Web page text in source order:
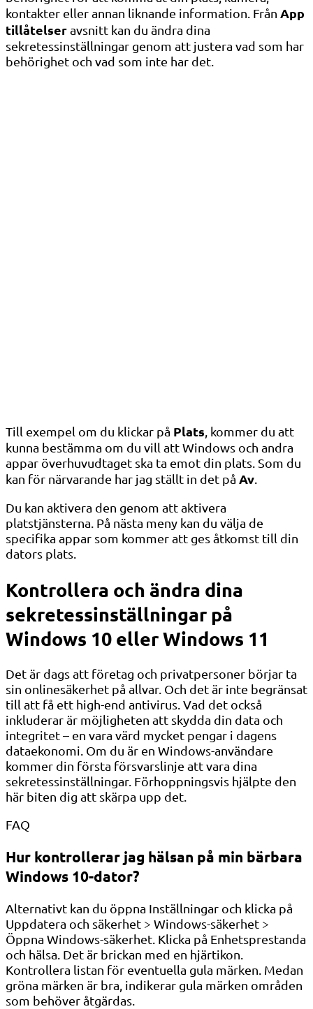
kontakter eller annan liknande information. Från App
tillåtelseravsnitt kan du ändra dina
sekretessinställningar genom att justera vad som har
behörighet och vad som inte har det.
Till exempel om du klickar på Plats, kommer du att
kunna bestämma om du vill att Windows och andra
appar överhuvudtaget ska ta emot din plats. Som du
kan för närvarande har jag ställt in det på Av.
Du kan aktivera den genom att aktivera
platstjänsterna. På nästa meny kan du välja de
specifika appar som kommer att ges åtkomst till din
dators plats.
Kontrollera och ändra dina
sekretessinställningar på
Windows 10 eller Windows 11
Det är dags att företag och privatpersoner börjar ta
sin onlinesäkerhet på allvar. Och det är inte begränsat
till att få ett high-end antivirus. Vad det också
inkluderar är möjligheten att skydda din data och
integritet – en vara värd mycket pengar i dagens
dataekonomi. Om du är en Windows-användare
kommer din första försvarslinje att vara dina
sekretessinställningar. Förhoppningsvis hjälpte den
här biten dig att skärpa upp det.
FAQ
Hur kontrollerar jag hälsan på min bärbara
Windows 10-dator?
Alternativt kan du öppna Inställningar och klicka på
Uppdatera och säkerhet > Windows-säkerhet >
Öppna Windows-säkerhet. Klicka på Enhetsprestanda
och hälsa. Det är brickan med en hjärtikon.
Kontrollera listan för eventuella gula märken. Medan
gröna märken är bra, indikerar gula märken områden
som behöver åtgärdas.